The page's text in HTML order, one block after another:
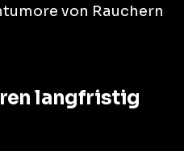
von Rauchern
langfristig